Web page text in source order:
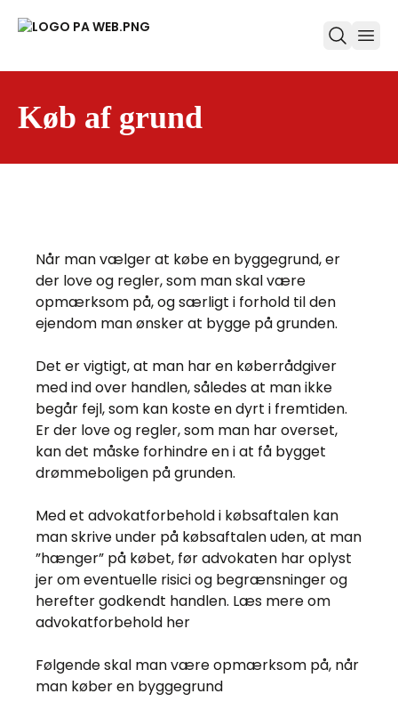
open
Køb af grund
Når man vælger at købe en byggegrund, er
der love og regler, som man skal være
opmærksom på, og særligt i forhold til den
ejendom man ønsker at bygge på grunden.
Det er vigtigt, at man har en køberrådgiver
med ind over handlen, således at man ikke
begår fejl, som kan koste en dyrt i fremtiden.
Er der love og regler, som man har overset,
kan det måske forhindre en i at få bygget
drømmeboligen på grunden.
Med et advokatforbehold i købsaftalen kan
man skrive under på købsaftalen uden, at man
”hænger” på købet, før advokaten har oplyst
jer om eventuelle risici og begrænsninger og
herefter godkendt handlen. Læs mere om
advokatforbehold her
Følgende skal man være opmærksom på, når
man køber en byggegrund